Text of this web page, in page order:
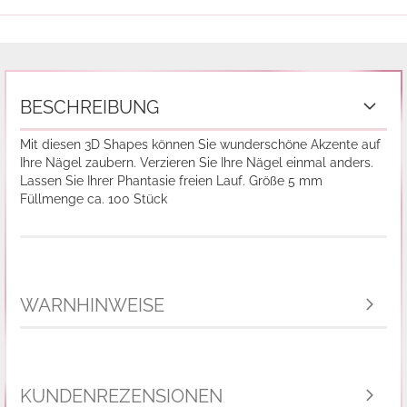
BESCHREIBUNG
Mit diesen 3D Shapes können Sie wunderschöne Akzente auf
Ihre Nägel zaubern. Verzieren Sie Ihre Nägel einmal anders.
Lassen Sie Ihrer Phantasie freien Lauf. Größe 5 mm
Füllmenge ca. 100 Stück
WARNHINWEISE
KUNDENREZENSIONEN